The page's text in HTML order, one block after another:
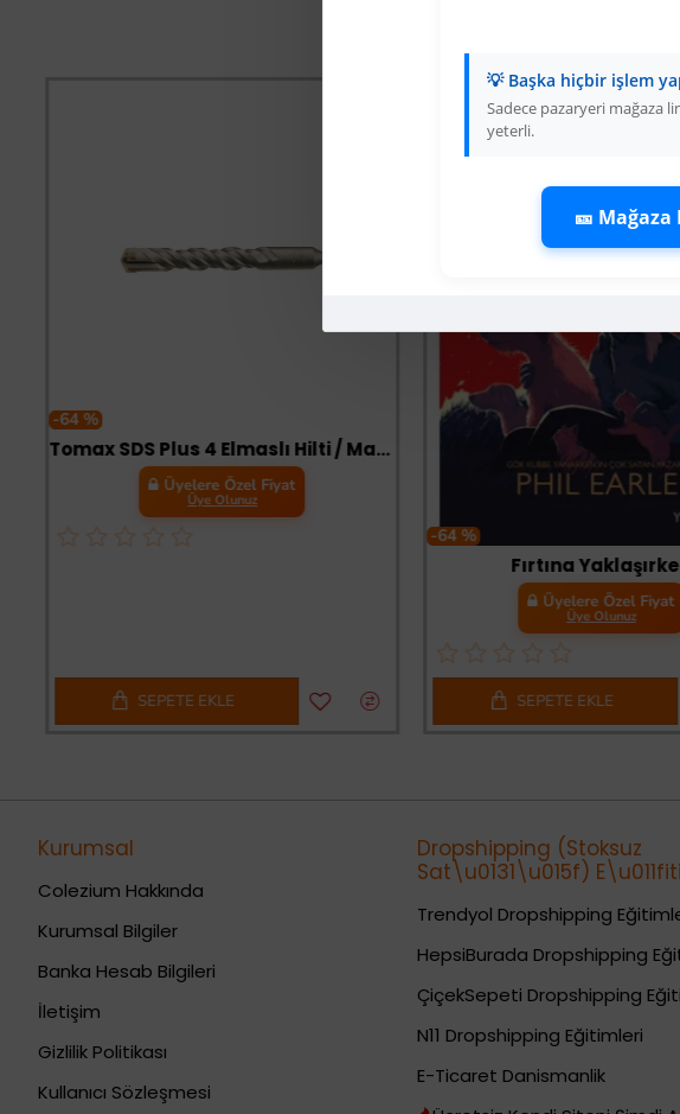
💡 Başka hiçbir işlem
Sadece pazaryeri mağaza
yeterli.
🎫
-64 %
Tomax SDS Plus 4 Elmaslı Hilti / Matkap Ucu 11x210
Üyelere Özel Fiyat
Üye Olunuz
SEPETE EKLE
-64 %
Fırtına
Üyelere Özel Fiyat
Üye Olunuz
SEPETE EKLE
Kurumsal
Colezium Hakkında
Kurumsal Bilgiler
Banka Hesab Bilgileri
İletişim
Gizlilik Politikası
Kullanıcı Sözleşmesi
Dropshipping (Stoksuz
Sat\u0131\u015f)
Trendyol Dropshipping
HepsiBurada Dropshipping
ÇiçekSepeti Dropshipping
N11 Dropshipping Eğitimleri
E-Ticaret Danismanlik